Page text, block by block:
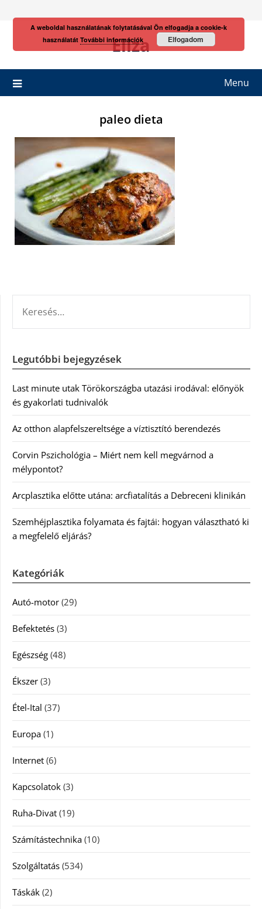
Eliza
Menu
paleo dieta
Legutóbbi bejegyzések
Last minute utak Törökországba utazási irodával: előnyök
és gyakorlati tudnivalók
Az otthon alapfelszereltsége a víztisztító berendezés
Corvin Pszichológia – Miért nem kell megvárnod a
mélypontot?
Arcplasztika előtte utána: arcfiatalítás a Debreceni klinikán
Szemhéjplasztika folyamata és fajtái: hogyan választható ki
a megfelelő eljárás?
Kategóriák
Autó-motor (29)
Befektetés (3)
Egészség (48)
Ékszer (3)
Étel-Ital (37)
Europa (1)
Internet (6)
Kapcsolatok (3)
Ruha-Divat (19)
Számítástechnika (10)
Szolgáltatás (534)
Táskák (2)
A weboldal használatának folytatásával Ön elfogadja a cookie-k
használatát További információk Elfogadom